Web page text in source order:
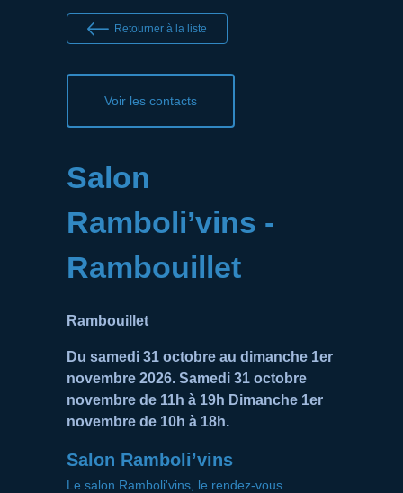
Retourner à la liste
Voir les contacts
Salon
Ramboli’vins -
Rambouillet
Rambouillet
Du samedi 31 octobre au dimanche 1er
novembre 2026. Samedi 31 octobre
novembre de 11h à 19h Dimanche 1er
novembre de 10h à 18h.
Salon Ramboli’vins
Le salon Ramboli'vins, le rendez-vous